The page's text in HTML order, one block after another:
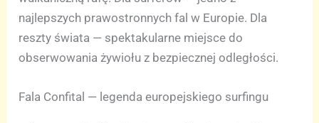
najlepszych prawostronnych fal w Europie. Dla
reszty świata — spektakularne miejsce do
obserwowania żywiołu z bezpiecznej odległości.
Fala Confital — legenda europejskiego surfingu